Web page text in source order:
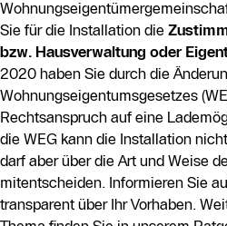
Sie für die Installation die
bzw. Hausverwaltung oder
2020 haben Sie durch die
Wohnungseigentumsgesetzes
Rechtsanspruch auf eine
die WEG kann die Installation
darf aber über die Art und Weise
mitentscheiden. Informieren Sie
transparent über Ihr Vorhaben.